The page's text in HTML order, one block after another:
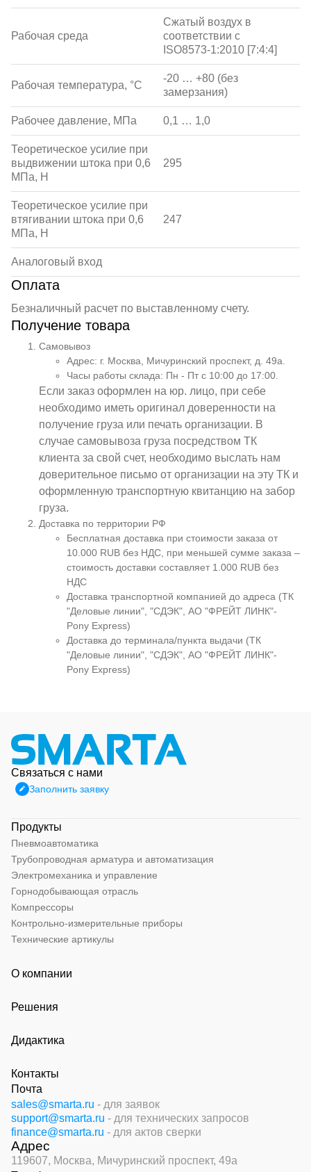
Рабочая среда
Сжатый воздух в
соответствии с
ISO8573-1:2010 [7:4:4]
Рабочая температура, °С
-20 … +80 (без
замерзания)
Рабочее давление, МПа 0,1 … 1,0
Теоретическое усилие при
выдвижении штока при 0,6
МПа, Н
295
Теоретическое усилие при
втягивании штока при 0,6
МПа, Н
247
Аналоговый вход
Оплата
Безналичный расчет по выставленному счету.
Получение товара
Самовывоз
Адрес: г. Москва, Мичуринский проспект, д. 49а.
Часы работы склада: Пн - Пт с 10:00 до 17:00.
Если заказ оформлен на юр. лицо, при себе
необходимо иметь оригинал доверенности на
получение груза или печать организации. В
случае самовывоза груза посредством ТК
клиента за свой счет, необходимо выслать нам
доверительное письмо от организации на эту ТК и
оформленную транспортную квитанцию на забор
груза.
Доставка по территории РФ
Бесплатная доставка при стоимости заказа от
10.000 RUB без НДС, при меньшей сумме заказа –
стоимость доставки составляет 1.000 RUB без
НДС
Доставка транспортной компанией до адреса (ТК
"Деловые линии", "СДЭК", АО "ФРЕЙТ ЛИНК"-
Pony Express)
Доставка до терминала/пункта выдачи (ТК
"Деловые линии", "СДЭК", АО "ФРЕЙТ ЛИНК"-
Pony Express)
Связаться с нами
Заполнить заявку
Продукты
Пневмоавтоматика
Трубопроводная арматура и автоматизация
Электромеханика и управление
Горнодобывающая отрасль
Компрессоры
Контрольно-измерительные приборы
Технические артикулы
О компании
Решения
Дидактика
Контакты
Почта
sales@smarta.ru - для заявок
support@smarta.ru - для технических запросов
finance@smarta.ru - для актов сверки
Адрес
119607, Москва, Мичуринский проспект, 49а